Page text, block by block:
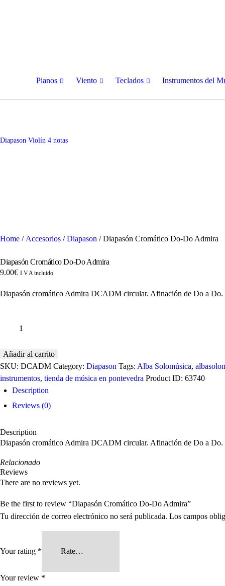
Pianos Viento Teclados Instrumentos del
Diapason Violín 4 notas
Home / Accesorios /Diapason / Diapasón Cromático Do-Do Admira
Diapasón Cromático Do-Do Admira
9.00€ I.V.A incluido
Diapasón cromático Admira DCADM circular. Afinación de Do a Do.
Cromático
Do
Admira
quantity
Añadir al carrito
SKU: DCADM Category: Diapason Tags: Alba Solomúsica,
instrumentos, tienda de música en pontevedra Product ID: 63740
Description
Reviews (0)
Description
Diapasón cromático Admira DCADM circular. Afinación de Do a
Relacionado
Reviews
There are no reviews yet.
Be the first to review “Diapasón Cromático Do-Do Admira”
Tu dirección de correo electrónico no será publicada. Los campos
Your rating *
Your review *